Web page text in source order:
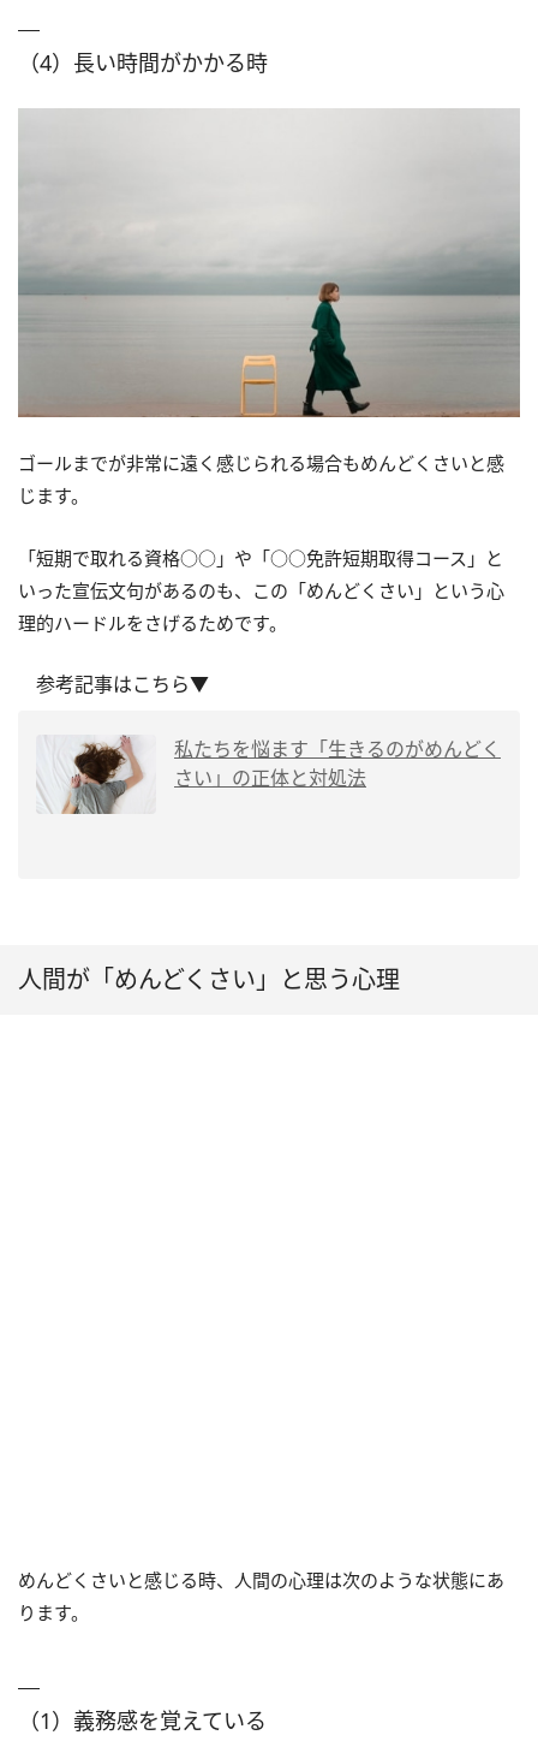
（4）長い時間がかかる時
ゴールまでが非常に遠く感じられる場合もめんどくさいと感
じます。
「短期で取れる資格○○」や「○○免許短期取得コース」と
いった宣伝文句があるのも、この「めんどくさい」という心
理的ハードルをさげるためです。
参考記事はこちら▼
私たちを悩ます「生きるのがめんどく
さい」の正体と対処法
人間が「めんどくさい」と思う心理
めんどくさいと感じる時、人間の心理は次のような状態にあ
ります。
（1）義務感を覚えている